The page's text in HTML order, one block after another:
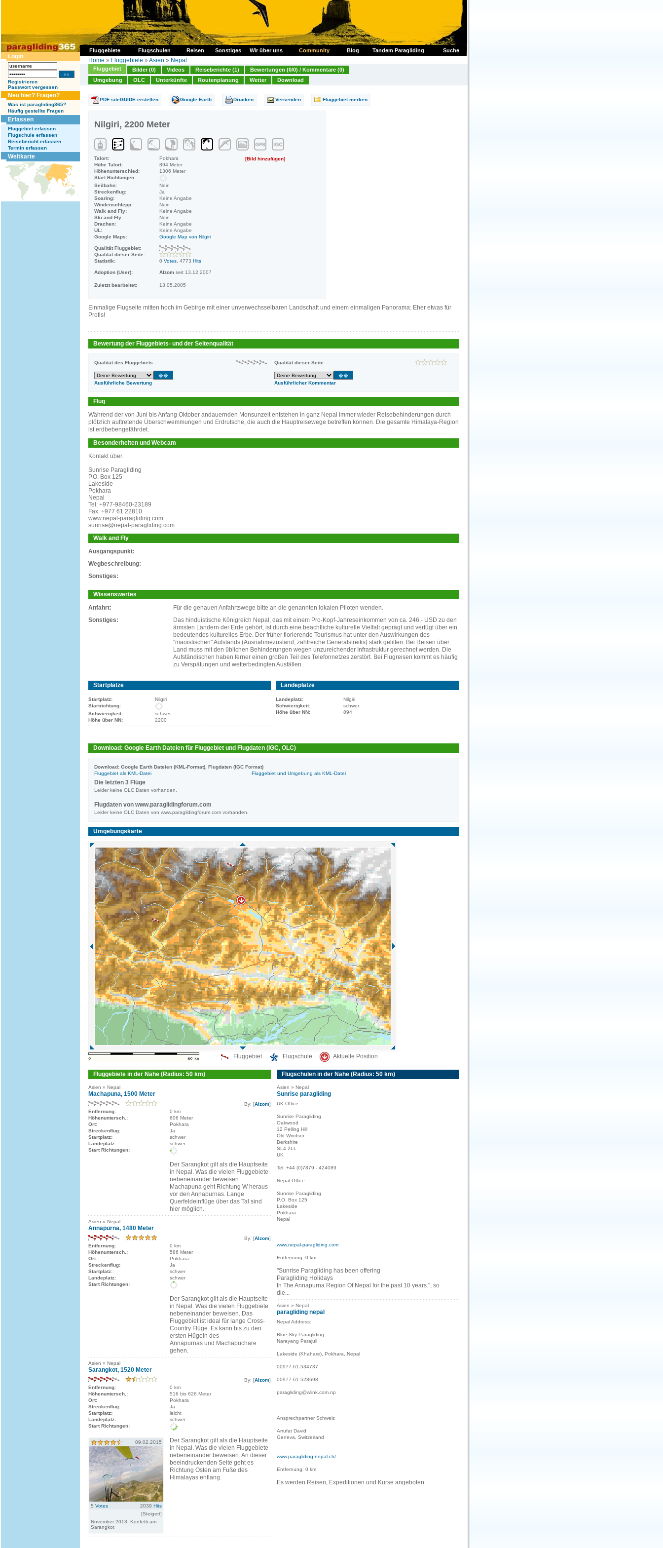
Fluggebiete Flugschulen Reisen Sonstiges Wir über uns Suche
Community Blog Tandem Paragliding
Login
Registrieren
Passwort vergessen
Neu hier? Fragen?
Was ist paragliding365?
Häufig gestellte Fragen
Erfassen
Fluggebiet erfassen
Flugschule erfassen
Reisebericht erfassen
Termin erfassen
Weltkarte
Home » Fluggebiete » Asien » Nepal
Fluggebiet Bilder (0) Videos Reiseberichte (1)
Bewertungen (0/0) / Kommentare (0)
Umgebung
OLC Unterkünfte Routenplanung Wetter Download
PDF siteGUIDE erstellen Google Earth Drucken Versenden Fluggebiet merken
Nilgiri, 2200 Meter
Talort:
Pokhara
Höhe Talort:
894 Meter
Höhenunterschied:
1306 Meter
Start Richtungen:
Seilbahn:
Nein
Streckenflug:
Ja
Soaring:
Keine Angabe
Windenschlepp:
Nein
Walk and Fly:
Keine Angabe
Ski and Fly:
Nein
Drachen:
Keine Angabe
UL:
Keine Angabe
Google Maps:
Google Map von Nilgiri
Qualität Fluggebiet:
Qualität dieser Seite:
Statistik:
0 Votes , 4773 Hits
Adoption (User): Alzom seit 13.12.2007
Zuletzt bearbeitet: 13.05.2005
[Bild hinzufügen]
Einmalige Flugseite mitten hoch im Gebirge mit einer unverwechsselbaren Landschaft und einem einmaligen Panorama: Eher etwas für
Profis!
Bewertung der Fluggebiets- und der Seitenqualität
Qualität des Fluggebiets Qualität dieser Seite
Ausführliche Bewertung Ausführlicher Kommentar
Flug
Während der von Juni bis Anfang Oktober andauernden Monsunzeit entstehen in ganz Nepal immer wieder Reisebehinderungen durch
plötzlich auftretende Überschwemmungen und Erdrutsche, die auch die Hauptreisewege betreffen können. Die gesamte Himalaya-Region
ist erdbebengefährdet.
Besonderheiten und Webcam
Kontakt über:
Sunrise Paragliding
P.O. Box 125
Lakeside
Pokhara
Nepal
Tel: +977-98460-23189
Fax: +977 61 22810
www.nepal-paragliding.com
sunrise@nepal-paragliding.com
Walk and Fly
Ausgangspunkt:
Wegbeschreibung:
Sonstiges:
Wissenswertes
Anfahrt:
Für die genauen Anfahrtswege bitte an die genannten lokalen Piloten wenden.
Sonstiges:
Das hinduistische Königreich Nepal, das mit einem Pro-Kopf-Jahreseinkommen von ca. 246,- USD zu den
ärmsten Ländern der Erde gehört, ist durch eine beachtliche kulturelle Vielfalt geprägt und verfügt über ein
bedeutendes kulturelles Erbe. Der früher florierende Tourismus hat unter den Auswirkungen des
"maoistischen" Aufstands (Ausnahmezustand, zahlreiche Generalstreiks) stark gelitten. Bei Reisen über
Land muss mit den üblichen Behinderungen wegen unzureichender Infrastruktur gerechnet werden. Die
Aufständischen haben ferner einen großen Teil des Telefonnetzes zerstört. Bei Flugreisen kommt es häufig
zu Verspätungen und wetterbedingten Ausfällen.
Startplätze
Startplatz:
Nilgiri
Startrichtung:
Schwierigkeit:
schwer
Höhe über NN:
2200
Landeplätze
Landeplatz:
Nilgiri
Schwierigkeit:
schwer
Höhe über NN:
894
Download: Google Earth Dateien für Fluggebiet und Flugdaten (IGC, OLC)
Download: Google Earth Dateien (KML-Format), Flugdaten (IGC Format)
Fluggebiet als KML-Datei
Fluggebiet und Umgebung als KML-Datei
Die letzten 3 Flüge
Leider keine OLC Daten vorhanden.
Flugdaten von www.paraglidingforum.com
Leider keine OLC Daten von www.paraglidingforum.com vorhanden.
Umgebungskarte
Fluggebiet Flugschule Aktuelle Position
Fluggebiete in der Nähe (Radius: 50 km)
Asien » Nepal
Machapuna, 1500 Meter
By: [Alzom]
Entfernung:
0 km
Höhenuntersch.:
606 Meter
Ort:
Pokhara
Streckenflug:
Ja
Startplatz:
schwer
Landeplatz:
schwer
Start Richtungen:
Der Sarangkot gilt als die Hauptseite
in Nepal. Was die vielen Fluggebiete
nebeneinander beweisen.
Machapuna geht Richtung W heraus
vor den Annapurnas. Lange
Querfeldeinflüge über das Tal sind
hier möglich.
Asien » Nepal
Annapurna, 1480 Meter
By: [Alzom]
Entfernung:
0 km
Höhenuntersch.:
586 Meter
Ort:
Pokhara
Streckenflug:
Ja
Startplatz:
schwer
Landeplatz:
schwer
Start Richtungen:
Der Sarangkot gilt als die Hauptseite
in Nepal. Was die vielen Fluggebiete
nebeneinander beweisen. Das
Fluggebiet ist ideal für lange Cross-
Country Flüge. Es kann bis zu den
ersten Hügeln des
Annapurnas und Machapuchare
gehen.
Asien » Nepal
Sarangkot, 1520 Meter
By: [Alzom]
Entfernung:
0 km
Höhenuntersch.:
516 bis 626 Meter
Ort:
Pokhara
Streckenflug:
Ja
Startplatz:
leicht
Landeplatz:
schwer
Start Richtungen:
09.02.2015
5 Votes 2039 Hits
[Steigert]
November 2013, Konfetti am
Sarangkot
Der Sarangkot gilt als die Hauptseite
in Nepal. Was die vielen Fluggebiete
nebeneinander beweisen. An dieser
beeindruckenden Seite geht es
Richtung Osten am Fuße des
Himalayas entlang.
Flugschulen in der Nähe (Radius: 50 km)
Asien » Nepal
Sunrise paragliding
UK Office
Sunrise Paragliding
Oakwood
12 Pelling Hill
Old Windsor
Berkshire
SL4 2LL
UK
Tel: +44 (0)7879 - 424089
Nepal Office
Sunrise Paragliding
P.O. Box 125
Lakeside
Pokhara
Nepal
www.nepal-paragliding.com
Entfernung: 0 km
"Sunrise Paragliding has been offering
Paragliding Holidays
In The Annapurna Region Of Nepal for the past 10 years.", so
die...
Asien » Nepal
paragliding nepal
Nepal Address:
Blue Sky Paragliding
Narayang Parajuli
Lakeside (Khahare), Pokhara, Nepal
00977-61-534737
00977-61-528698
paragliding@wlink.com.np
Ansprechpartner Schweiz
Arrufat David
Geneva, Switzerland
www.paragliding-nepal.ch/
Entfernung: 0 km
Es werden Reisen, Expeditionen und Kurse angeboten.